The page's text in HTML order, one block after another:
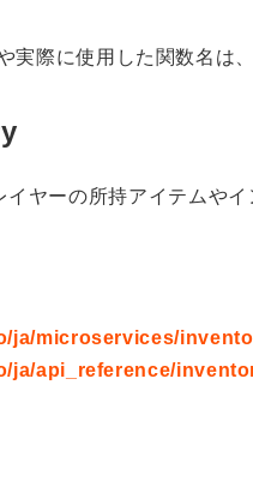
実際に使用した関数名は
ヤーの所持アイテムや
ja/microservices/
ja/api_reference/